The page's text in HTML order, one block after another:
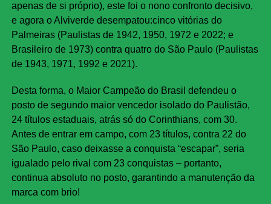
apenas de si próprio), este foi o nono confronto decisivo,
e agora o Alviverde desempatou:cinco vitórias do
Palmeiras (Paulistas de 1942, 1950, 1972 e 2022; e
Brasileiro de 1973) contra quatro do São Paulo (Paulistas
de 1943, 1971, 1992 e 2021).
Desta forma, o Maior Campeão do Brasil defendeu o
posto de segundo maior vencedor isolado do Paulistão,
24 títulos estaduais, atrás só do Corinthians, com 30.
Antes de entrar em campo, com 23 títulos, contra 22 do
São Paulo, caso deixasse a conquista “escapar”, seria
igualado pelo rival com 23 conquistas – portanto,
continua absoluto no posto, garantindo a manutenção da
marca com brio!